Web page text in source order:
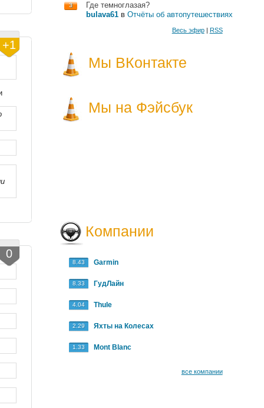
+1
0
3
Где темноглазая?
bulava61в Отчёты об автопутешествиях
Весь эфир| RSS
Мы ВКонтакте
Мы на Фэйсбук
Компании
8.43 Garmin
8.33 ГудЛайн
4.04 Thule
2.29 Яхты на Колесах
1.33 Mont Blanc
все компании